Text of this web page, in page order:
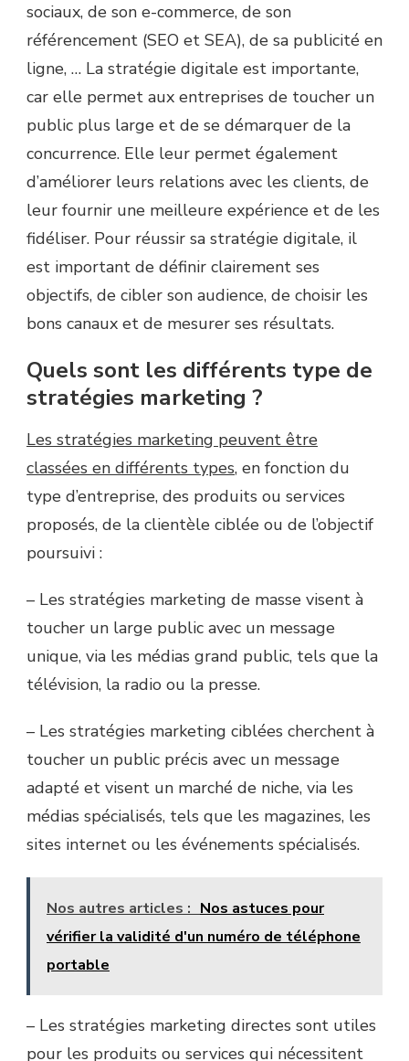
sociaux, de son e-commerce, de son
référencement (SEO et SEA), de sa publicité en
ligne, … La stratégie digitale est importante,
car elle permet aux entreprises de toucher un
public plus large et de se démarquer de la
concurrence. Elle leur permet également
d’améliorer leurs relations avec les clients, de
leur fournir une meilleure expérience et de les
fidéliser. Pour réussir sa stratégie digitale, il
est important de définir clairement ses
objectifs, de cibler son audience, de choisir les
bons canaux et de mesurer ses résultats.
Quels sont les différents type de
stratégies marketing ?
Les stratégies marketing peuvent être
classées en différents types, en fonction du
type d’entreprise, des produits ou services
proposés, de la clientèle ciblée ou de l’objectif
poursuivi :
– Les stratégies marketing de masse visent à
toucher un large public avec un message
unique, via les médias grand public, tels que la
télévision, la radio ou la presse.
– Les stratégies marketing ciblées cherchent à
toucher un public précis avec un message
adapté et visent un marché de niche, via les
médias spécialisés, tels que les magazines, les
sites internet ou les événements spécialisés.
Nos autres articles : Nos astuces pour
vérifier la validité d'un numéro de téléphone
portable
– Les stratégies marketing directes sont utiles
pour les produits ou services qui nécessitent